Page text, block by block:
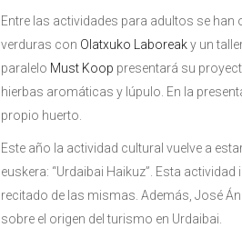
Entre las actividades para adultos se
verduras con Olatxuko Laboreaky un
paralelo Must Koop presentará su
hierbas aromáticas y lúpulo. En la
propio huerto.
Este año la actividad cultural vuelve a
euskera: “Urdaibai Haikuz”. Esta
recitado de las mismas. Además, José
sobre el origen del turismo en Urdaibai.